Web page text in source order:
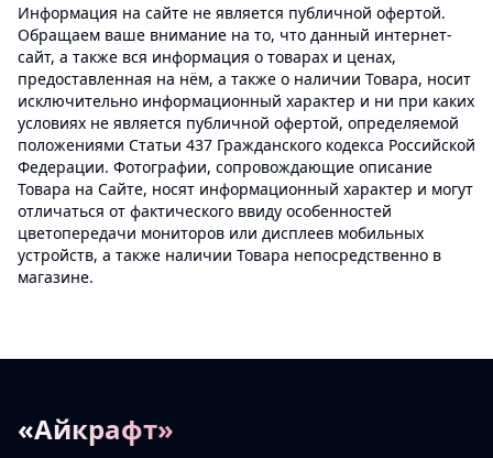
Информация на сайте не является публичной офертой.
Обращаем ваше внимание на то, что данный интернет-
сайт, а также вся информация о товарах и ценах,
предоставленная на нём, а также о наличии Товара, носит
исключительно информационный характер и ни при каких
условиях не является публичной офертой, определяемой
положениями Статьи 437 Гражданского кодекса Российской
Федерации. Фотографии, сопровождающие описание
Товара на Сайте, носят информационный характер и могут
отличаться от фактического ввиду особенностей
цветопередачи мониторов или дисплеев мобильных
устройств, а также наличии Товара непосредственно в
магазине.
«Айкрафт»